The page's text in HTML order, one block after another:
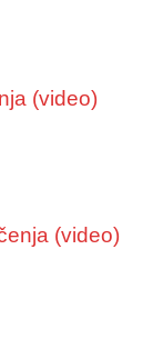
(video)
(video)